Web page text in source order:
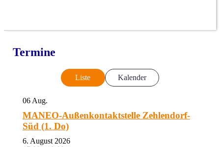
Termine
Liste Kalender
06 Aug.
MANEO-Außenkontaktstelle Zehlendorf-
Süd (1. Do)
6. August 2026